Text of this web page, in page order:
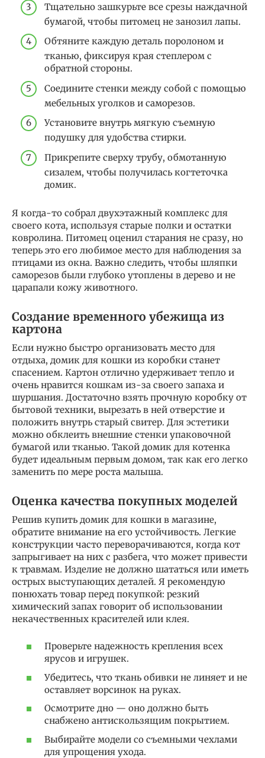
Тщательно зашкурьте все срезы наждачной
бумагой, чтобы питомец не занозил лапы.
Обтяните каждую деталь поролоном и
тканью, фиксируя края степлером с
обратной стороны.
Соедините стенки между собой с помощью
мебельных уголков и саморезов.
Установите внутрь мягкую съемную
подушку для удобства стирки.
Прикрепите сверху трубу, обмотанную
сизалем, чтобы получилась когтеточка
домик.
Я когда-то собрал двухэтажный комплекс для
своего кота, используя старые полки и остатки
ковролина. Питомец оценил старания не сразу, но
теперь это его любимое место для наблюдения за
птицами из окна. Важно следить, чтобы шляпки
саморезов были глубоко утоплены в дерево и не
царапали кожу животного.
Создание временного убежища из
картона
Если нужно быстро организовать место для
отдыха, домик для кошки из коробки станет
спасением. Картон отлично удерживает тепло и
очень нравится кошкам из-за своего запаха и
шуршания. Достаточно взять прочную коробку от
бытовой техники, вырезать в ней отверстие и
положить внутрь старый свитер. Для эстетики
можно обклеить внешние стенки упаковочной
бумагой или тканью. Такой домик для котенка
будет идеальным первым домом, так как его легко
заменить по мере роста малыша.
Оценка качества покупных моделей
Решив купить домик для кошки в магазине,
обратите внимание на его устойчивость. Легкие
конструкции часто переворачиваются, когда кот
запрыгивает на них с разбега, что может привести
к травмам. Изделие не должно шататься или иметь
острых выступающих деталей. Я рекомендую
понюхать товар перед покупкой: резкий
химический запах говорит об использовании
некачественных красителей или клея.
Проверьте надежность крепления всех
ярусов и игрушек.
Убедитесь, что ткань обивки не линяет и не
оставляет ворсинок на руках.
Осмотрите дно — оно должно быть
снабжено антискользящим покрытием.
Выбирайте модели со съемными чехлами
для упрощения ухода.